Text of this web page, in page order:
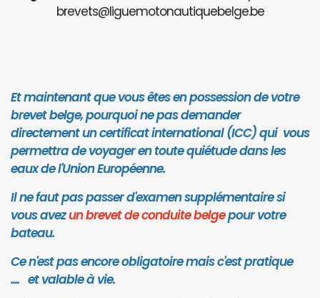
brevets@liguemotonautiquebelge.be
Et maintenant que vous êtes en possession de votre
brevet belge, pourquoi ne pas demander
directement un certificat international (ICC) qui vous
permettra de voyager en toute quiétude dans les
eaux de l'Union Européenne.
Il ne faut pas passer d'examen supplémentaire si
vous avezun brevet de conduite belgepour votre
bateau.
Ce n'est pas encore obligatoire mais c'est pratique
.... et valable à vie.